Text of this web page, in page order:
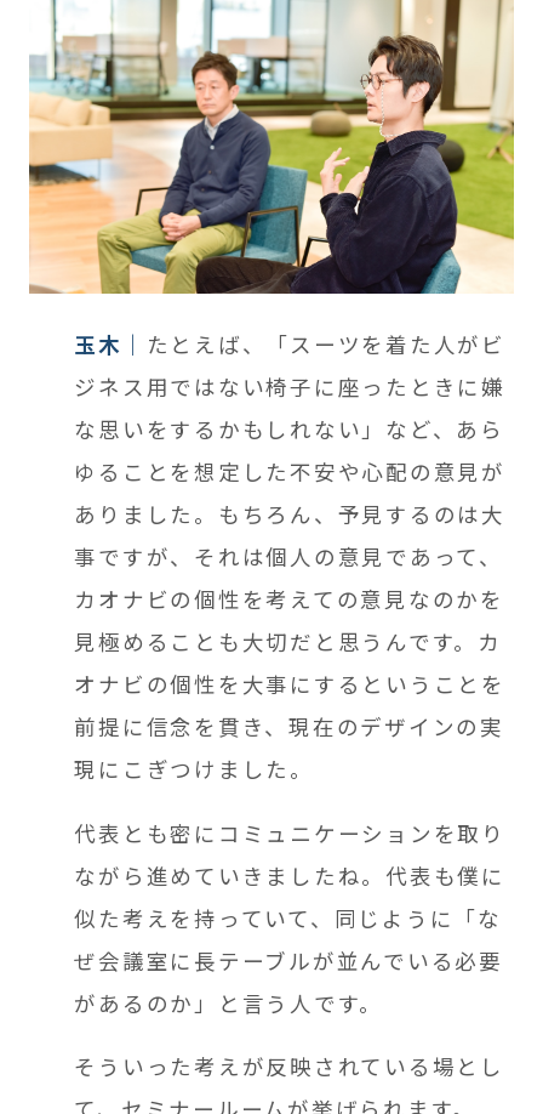
玉木
たとえば、「スーツを着た人がビ
ジネス用ではない椅子に座ったときに嫌
な思いをするかもしれない」など、あら
ゆることを想定した不安や心配の意見が
ありました。もちろん、予見するのは大
事ですが、それは個人の意見であって、
カオナビの個性を考えての意見なのかを
見極めることも大切だと思うんです。カ
オナビの個性を大事にするということを
前提に信念を貫き、現在のデザインの実
現にこぎつけました。
代表とも密にコミュニケーションを取り
ながら進めていきましたね。代表も僕に
似た考えを持っていて、同じように「な
ぜ会議室に長テーブルが並んでいる必要
があるのか」と言う人です。
そういった考えが反映されている場とし